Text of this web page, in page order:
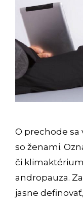
O prechode sa
so ženami.
či
andropauza.
jasne